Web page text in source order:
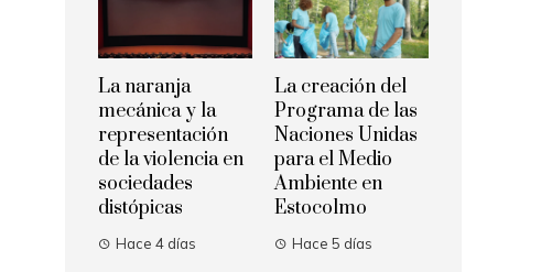
La naranja
mecánica y la
representación
de la violencia en
sociedades
distópicas
Hace 4 días
La creación del
Programa de las
Naciones Unidas
para el Medio
Ambiente en
Estocolmo
Hace 5 días